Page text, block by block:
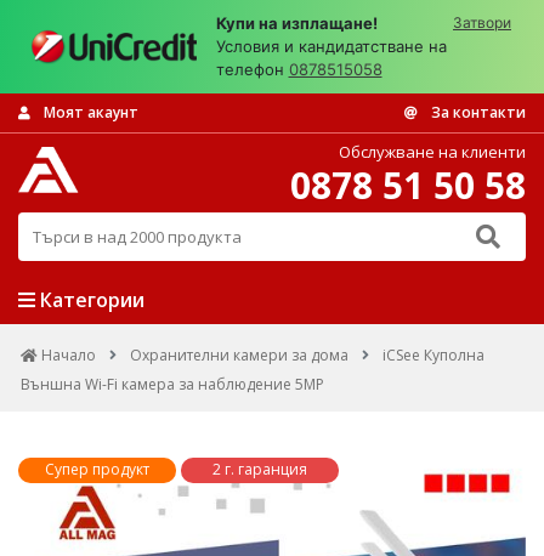
Купи на изплащане!
Условия и кандидатстване на
телефон 0878515058
Затвори
Моят акаунт За контакти
Търси в над 2000 продукта
Обслужване на клиенти
0878 51 50 58
Категории
Начало Охранителни камери за дома
iCSee Куполна
Външна Wi-Fi камера за наблюдение 5MP
Супер продукт 2 г. гаранция